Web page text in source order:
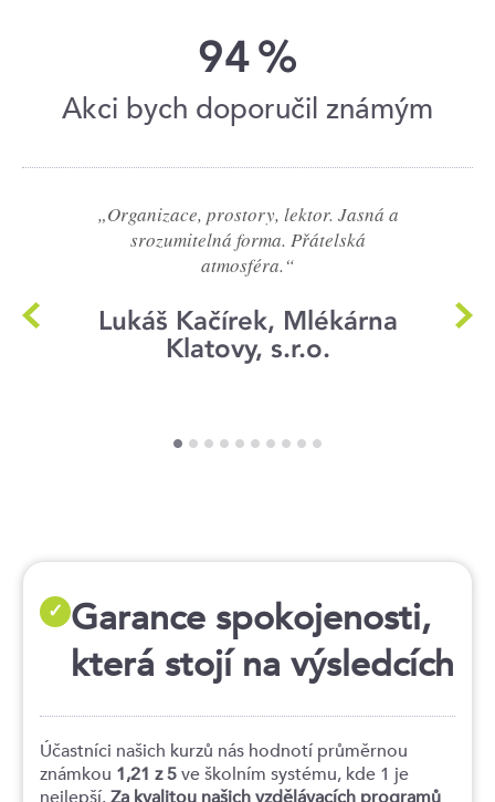
94%
Akci bych doporučil známým
„Organizace, prostory, lektor. Jasná a
srozumitelná forma. Přátelská
atmosféra.“
Lukáš Kačírek, Mlékárna
Klatovy, s.r.o.
✓ Garance spokojenosti,
která stojí na výsledcích
Účastníci našich kurzů nás hodnotí průměrnou
známkou 1,21 z 5ve školním systému, kde 1 je
nejlepší. Za kvalitou našich vzdělávacích programů